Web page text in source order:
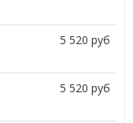
5 520 руб
5 520 руб